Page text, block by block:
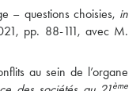
– questions choisies, in
pp. 88-111, avec M.
au sein de l’organe
ème